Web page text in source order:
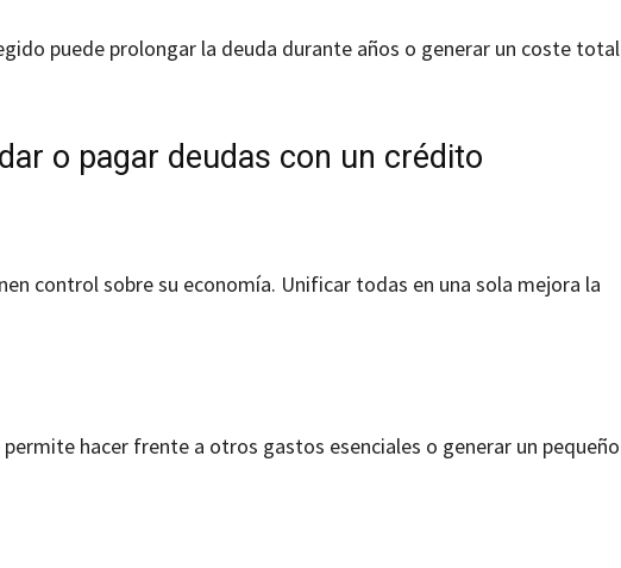
puede prolongar la deuda durante años o generar un coste total
o pagar deudas con un crédito
control sobre su economía. Unificar todas en una sola mejora la
hacer frente a otros gastos esenciales o generar un pequeño